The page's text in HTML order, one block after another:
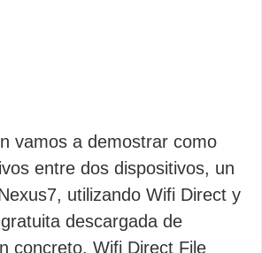
vamos a demostrar como
entre dos dispositivos, un
utilizando Wifi Direct y
descargada de
concreto, Wifi Direct File